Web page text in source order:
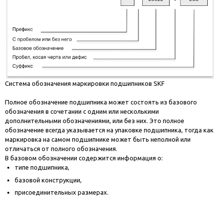
Система обозначения маркировки подшипников SKF
Полное обозначение подшипника может состоять из базового
обозначения в сочетании с одним или несколькими
дополнительными обозначениями, или без них. Это полное
обозначение всегда указывается на упаковке подшипника, тогда как
маркировка на самом подшипнике может быть неполной или
отличаться от полного обозначения.
В базовом обозначении содержится информация о:
типе подшипника,
базовой конструкции,
присоединительных размерах.